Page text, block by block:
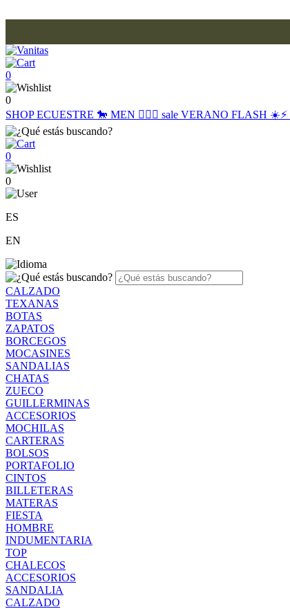
0
0
SHOPECUESTRE 🐎 MEN 🙋🏽‍♂️ sale VERANO FLASH ☀️⚡️
0
0
ES
EN
CALZADO
TEXANAS
BOTAS
ZAPATOS
BORCEGOS
MOCASINES
SANDALIAS
CHATAS
ZUECO
GUILLERMINAS
ACCESORIOS
MOCHILAS
CARTERAS
BOLSOS
PORTAFOLIO
CINTOS
BILLETERAS
MATERAS
FIESTA
HOMBRE
INDUMENTARIA
TOP
CHALECOS
ACCESORIOS
SANDALIA
CALZADO